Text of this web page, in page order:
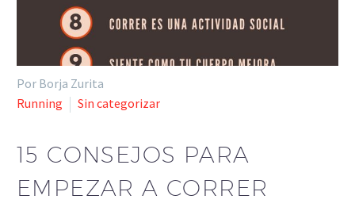
Por Borja Zurita
Running
Sin categorizar
15 CONSEJOS PARA
EMPEZAR A CORRER